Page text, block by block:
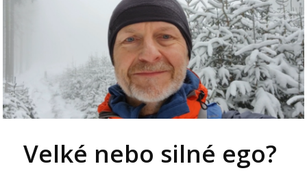
Velké nebo silné ego?